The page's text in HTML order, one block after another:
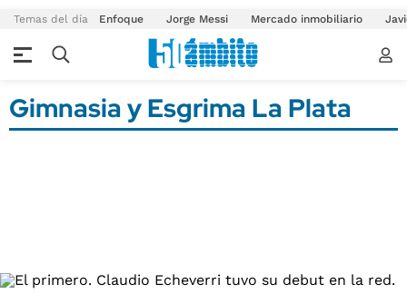
Temas del día Enfoque Jorge Messi Mercado inmobiliario
Gimnasia y Esgrima La Plata